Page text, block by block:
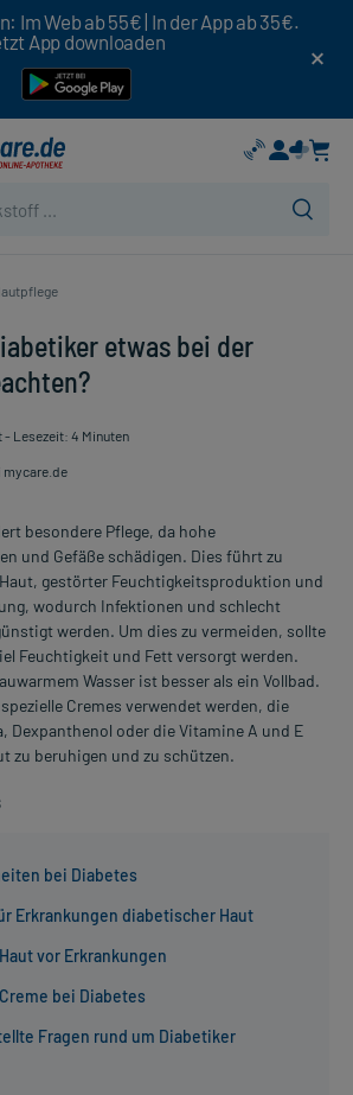
Im Web ab 55€ | In der App ab 35€.
App downloaden
etwas bei der
Lesezeit: 4 Minuten
mycare.de
besondere Pflege, da hohe
und Gefäße schädigen. Dies führt zu
gestörter Feuchtigkeitsproduktion und
wodurch Infektionen und schlecht
werden. Um dies zu vermeiden, sollte
Feuchtigkeit und Fett versorgt werden.
Wasser ist besser als ein Vollbad.
Cremes verwendet werden, die
Dexpanthenol oder die Vitamine A und E
zu beruhigen und zu schützen.
bei Diabetes
Erkrankungen diabetischer Haut
vor Erkrankungen
bei Diabetes
Fragen rund um Diabetiker